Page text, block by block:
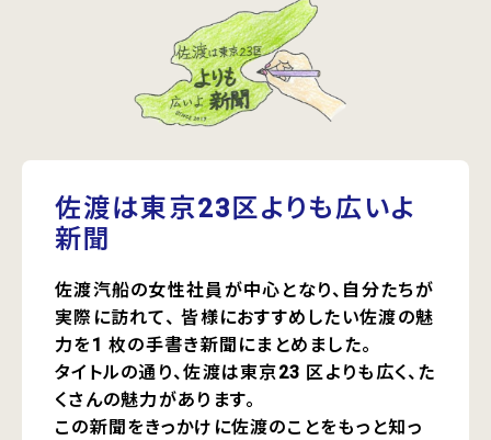
佐渡は東京23区よりも広いよ
新聞
佐渡汽船の女性社員が中心となり、自分たちが
実際に訪れて、 皆様におすすめしたい佐渡の魅
力を1 枚の手書き新聞にまとめました。
タイトルの通り、佐渡は東京23 区よりも広く、た
くさんの魅力があります。
この新聞をきっかけに佐渡のことをもっと知っ